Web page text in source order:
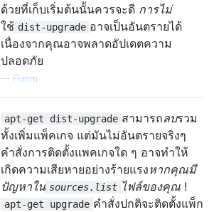
ด้วยที่เก็บเริ่มต้นนั้นควรจะดี การไม่
ใช้ dist-upgrade อาจเป็นอันตรายได้
เนื่องจากคุณอาจพลาดอัปเดตความ
ปลอดภัย
— Flimm
apt-get dist-upgrade สามารถลบรวม
ทั้งเพิ่มแพ็คเกจ แต่มันไม่อันตรายจริงๆ
คำสั่งการติดตั้งแพคเกจใด ๆ อาจทำให้
เกิดความเสียหายอย่างร้ายแรงหากคุณมี
ปัญหาใน sources.list ไฟล์ของคุณ !
apt-get upgrade คำสั่งปกติจะติดตั้งแพ็ก